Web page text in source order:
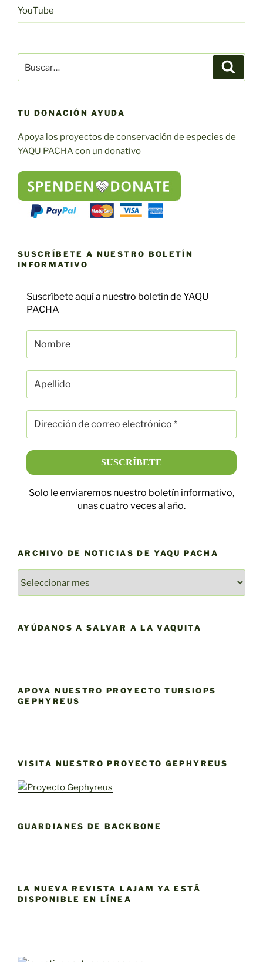
YouTube
TU DONACIÓN AYUDA
Apoya los proyectos de conservación de especies de
YAQU PACHA con un donativo
SUSCRÍBETE A NUESTRO BOLETÍN
INFORMATIVO
Suscríbete aquí a nuestro boletín de YAQU
PACHA
Solo le enviaremos nuestro boletín informativo,
unas cuatro veces al año.
ARCHIVO DE NOTICIAS DE YAQU PACHA
DE
YAQU
AYÚDANOS A SALVAR A LA VAQUITA
APOYA NUESTRO PROYECTO TURSIOPS
GEPHYREUS
VISITA NUESTRO PROYECTO GEPHYREUS
GUARDIANES DE BACKBONE
LA NUEVA REVISTA LAJAM YA ESTÁ
DISPONIBLE EN LÍNEA